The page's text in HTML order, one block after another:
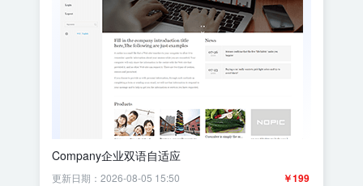
Company企业双语自适应
￥199
更新日期：2026-08-05 15:50